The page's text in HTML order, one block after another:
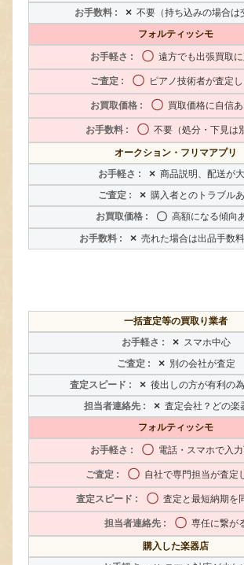
× 不要（持ち込みの場合は
フォルティッシモ
〇 遠方でも出張買取
〇 ピアノ技術者が査定
〇 買取価格に自信あ
〇 不要（処分・下見は
オークション・フリマアプリ
× 商品説明、配送が
× 購入者とのトラブル
〇 高額になる傾向
× 売れた場合は出品手数
一括査定等の買取り業者
× スマホ中心
× 別の会社が査定
× 後出しの方が有利の
× 査定会社？どの楽
フォルティッシモ
〇 電話・スマホで入
〇 自社で専門担当が査定
〇 査定と最短納期を
〇 専任に繋が
購入した楽器店